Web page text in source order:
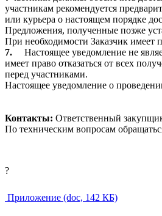
участникам рекомендуется
или курьера о настоящем порядке
Предложения, полученные позже
При необходимости Заказчик имеет
7.
Настоящее уведомление не
имеет право отказаться от всех
перед участниками.
Настоящее уведомление о
Контакты: Ответственный
По техническим вопросам
?
Приложение (doc, 142 КБ)